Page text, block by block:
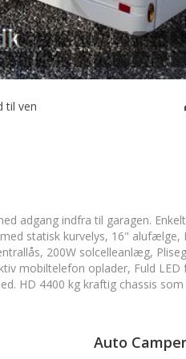
til ven
adgang indfra til garagen.
statisk kurvelys, 16"
200W solcelleanlæg,
mobiltelefon oplader, Fuld
HD 4400 kg kraftig chassis
Auto Camper